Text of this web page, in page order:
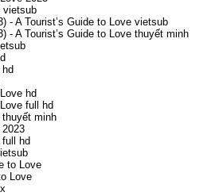
vietsub
- A Tourist’s Guide to Love vietsub
- A Tourist’s Guide to Love thuyết minh
hd
hd
full hd
thuyết minh
2023
full hd
to Love
Love